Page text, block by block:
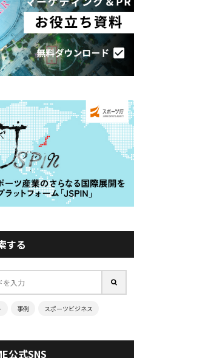
する
事例 スポーツビジネス
公式SNS